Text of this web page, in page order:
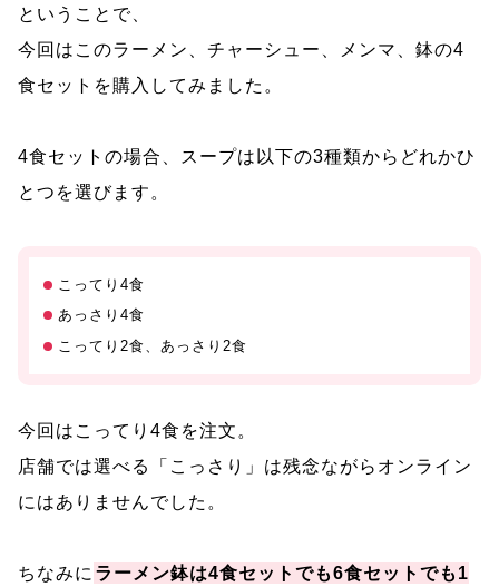
ということで、
今回はこのラーメン、チャーシュー、メンマ、鉢の4
食セットを購入してみました。
4食セットの場合、スープは以下の3種類からどれかひ
とつを選びます。
こってり4食
あっさり4食
こってり2食、あっさり2食
今回はこってり4食を注文。
店舗では選べる「こっさり」は残念ながらオンライン
にはありませんでした。
ちなみに ラーメン鉢は4食セットでも6食セットでも1